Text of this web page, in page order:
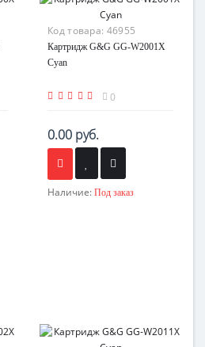
Код товара: 46955
Картридж G&G GG-W2001X
Cyan
0
0.00 руб.
Наличие: Под заказ